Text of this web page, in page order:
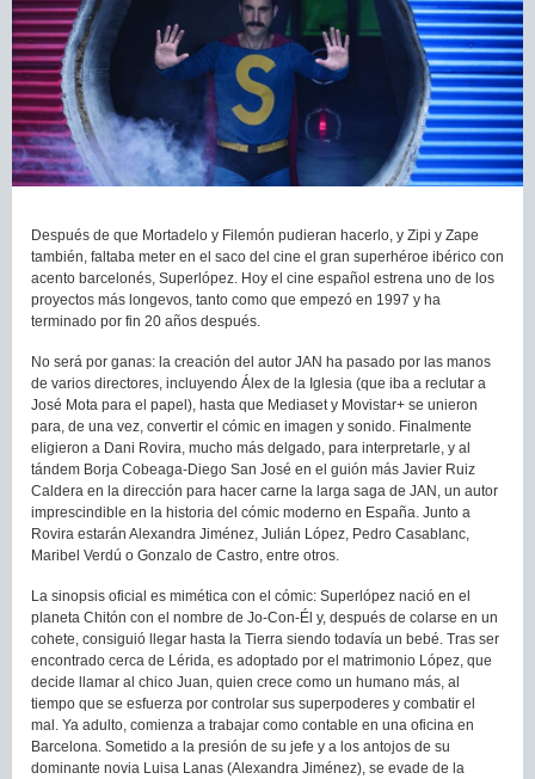
Después de que Mortadelo y Filemón pudieran hacerlo, y Zipi y Zape
también, faltaba meter en el saco del cine el gran superhéroe ibérico con
acento barcelonés, Superlópez. Hoy el cine español estrena uno de los
proyectos más longevos, tanto como que empezó en 1997 y ha
terminado por fin 20 años después.
No será por ganas: la creación del autor JAN ha pasado por las manos
de varios directores, incluyendo Álex de la Iglesia (que iba a reclutar a
José Mota para el papel), hasta que Mediaset y Movistar+ se unieron
para, de una vez, convertir el cómic en imagen y sonido. Finalmente
eligieron a Dani Rovira, mucho más delgado, para interpretarle, y al
tándem Borja Cobeaga-Diego San José en el guión más Javier Ruiz
Caldera en la dirección para hacer carne la larga saga de JAN, un autor
imprescindible en la historia del cómic moderno en España. Junto a
Rovira estarán Alexandra Jiménez, Julián López, Pedro Casablanc,
Maribel Verdú o Gonzalo de Castro, entre otros.
La sinopsis oficial es mimética con el cómic: Superlópez nació en el
planeta Chitón con el nombre de Jo-Con-Él y, después de colarse en un
cohete, consiguió llegar hasta la Tierra siendo todavía un bebé. Tras ser
encontrado cerca de Lérida, es adoptado por el matrimonio López, que
decide llamar al chico Juan, quien crece como un humano más, al
tiempo que se esfuerza por controlar sus superpoderes y combatir el
mal. Ya adulto, comienza a trabajar como contable en una oficina en
Barcelona. Sometido a la presión de su jefe y a los antojos de su
dominante novia Luisa Lanas (Alexandra Jiménez), se evade de la